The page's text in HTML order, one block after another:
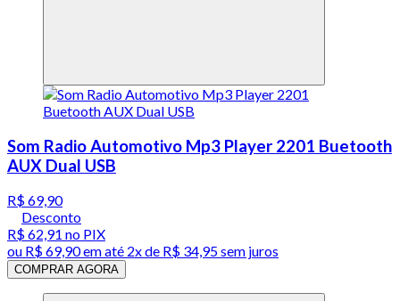
Som Radio Automotivo Mp3 Player 2201 Buetooth
AUX Dual USB
R$ 69,90
Desconto
R$ 62,91 no PIX
ou R$ 69,90em até 2x de R$ 34,95 sem juros
COMPRAR AGORA